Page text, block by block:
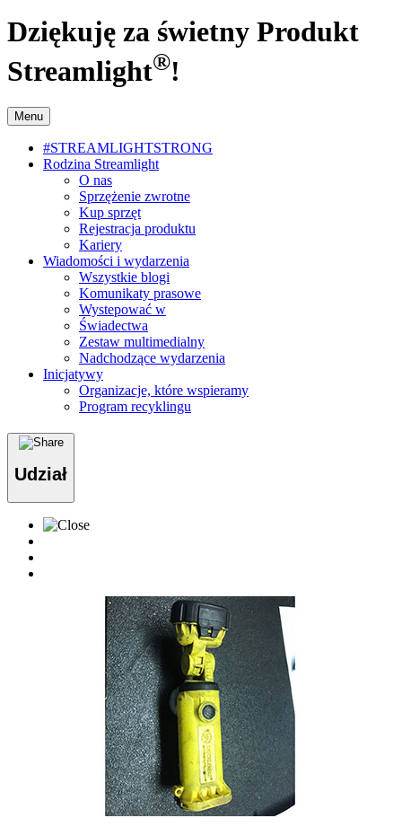
Dziękuję za świetny Produkt
Streamlight®!
Menu
#STREAMLIGHTSTRONG
Rodzina Streamlight
O nas
Sprzężenie zwrotne
Kup sprzęt
Rejestracja produktu
Kariery
Wiadomości i wydarzenia
Wszystkie blogi
Komunikaty prasowe
Wystepować w
Świadectwa
Zestaw multimedialny
Nadchodzące wydarzenia
Inicjatywy
Organizacje, które wspieramy
Program recyklingu
Udział